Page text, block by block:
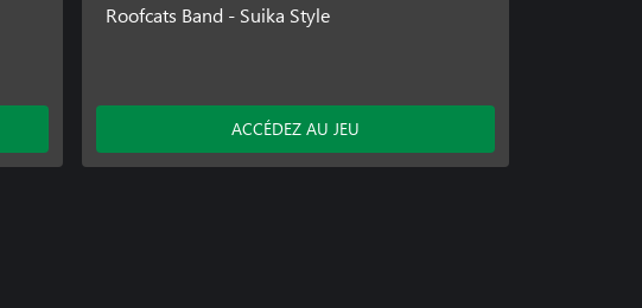
Roofcats Band - Suika Style
ACCÉDEZ AU JEU